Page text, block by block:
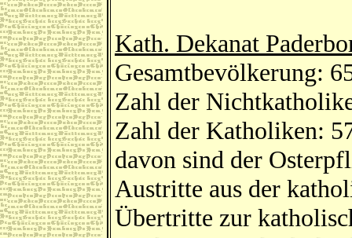
Kath. Dekanat
Gesamtbevölkerung:
Zahl der
Zahl der Katholiken:
davon sind der
Austritte aus der
Übertritte zur